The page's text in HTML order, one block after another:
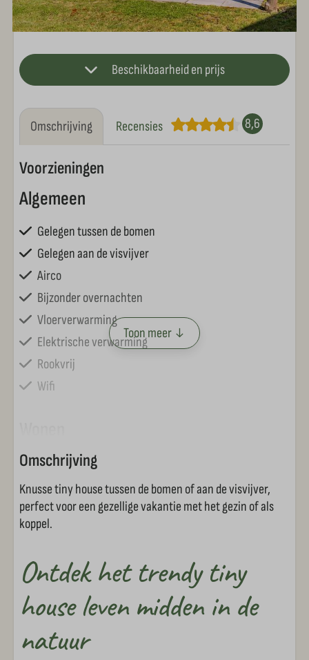
Beschikbaarheid en prijs
Omschrijving Recensies 8,6
Voorzieningen
Algemeen
Gelegen tussen de bomen
Gelegen aan de visvijver
Airco
Bijzonder overnachten
Vloerverwarming
Elektrische verwarming
Rookvrij
Wifi
Televisie
Keuken
Standaard keukeninventaris
Bestek
Drinkglazen
Dolce gusto
Toon meer ↓
Omschrijving
Knusse tiny house tussen de bomen of aan de visvijver,
perfect voor een gezellige vakantie met het gezin of als
koppel.
Ontdek het trendy tiny
house leven midden in de
natuur